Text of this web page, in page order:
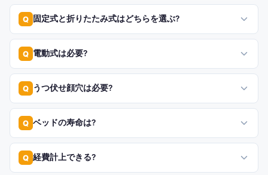
Q 固定式と折りたたみ式はどちらを選ぶ?
Q 電動式は必要?
Q うつ伏せ顔穴は必要?
Q ベッドの寿命は?
Q 経費計上できる?